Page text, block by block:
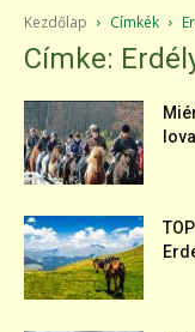
Kezdőlap Címkék
Címke: